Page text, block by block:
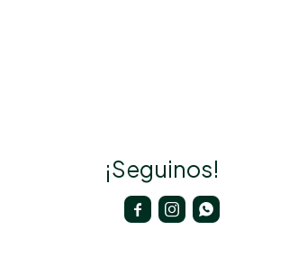
¡Seguinos!
  